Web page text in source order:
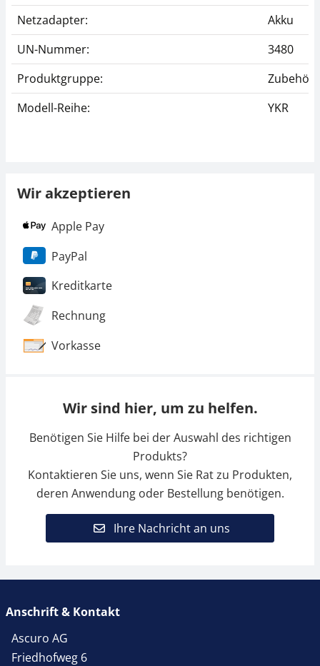
Netzadapter:
Akku
UN-Nummer:
3480
Produktgruppe:
Zubehör
Modell-Reihe:
YKR
Wir akzeptieren
Apple Pay
PayPal
Kreditkarte
Rechnung
Vorkasse
Wir sind hier, um zu helfen.
Benötigen Sie Hilfe bei der Auswahl des richtigen
Produkts?
Kontaktieren Sie uns, wenn Sie Rat zu Produkten,
deren Anwendung oder Bestellung benötigen.
Ihre Nachricht an uns
Anschrift & Kontakt
Ascuro AG
Friedhofweg 6